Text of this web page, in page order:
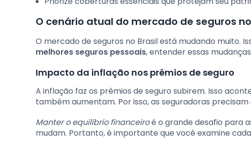
O cenário atual do mercado de seguros
O mercado de seguros no Brasil está mudando muito.
melhores seguros pessoais, entender essas
Impacto da inflação nos prêmios de seguro
A inflação faz os prêmios de seguro subirem. Isso
também aumentam. Por isso, as seguradoras precisam
Manter o equilíbrio financeiroé o grande desafio para
mudam. Portanto, é importante que você examine